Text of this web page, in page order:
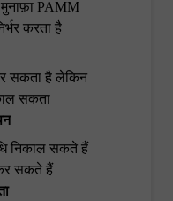
PAMM
करता है
सकता है लेकिन
सकता
निकाल सकते हैं
सकते हैं